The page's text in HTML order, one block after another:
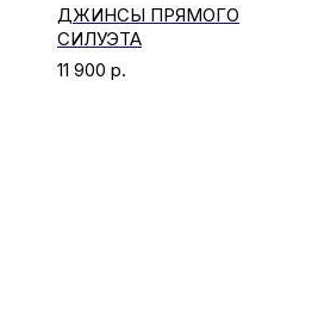
ДЖИНСЫ ПРЯМОГО
СИЛУЭТА
11 900 р.